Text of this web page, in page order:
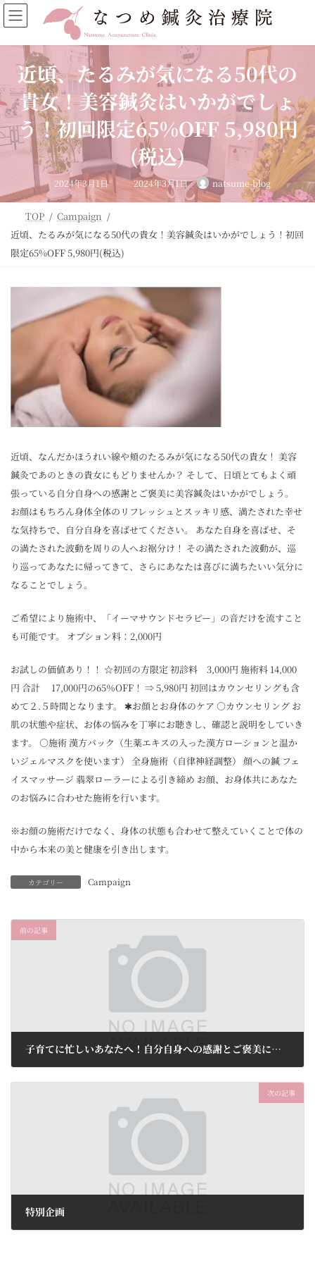
コ
ン
ン
ス
キ
ッ
プ
ナ
ビ
ー
ン
に
移
動
近頃、たるみが気になる50代の
貴女！美容鍼灸はいかがでしょ
う！初回限定65%OFF 5,980円
(税込)
2024年3月1日 最
終
更
新
:
2024年3月1日 natsume-blog
TOP
Campaign
近頃、たるみが気になる50代の貴女！美容鍼灸はいかがでしょう！初回
限定65%OFF 5,980円(税込)
近頃、なんだかほうれい線や頬のたるみが気になる50代の貴女！ 美容
鍼灸であのときの貴女にもどりませんか？ そして、日頃とてもよく頑
張っている自分自身への感謝とご褒美に美容鍼灸はいかがでしょう。
お顔はもちろん身体全体のリフレッシュとスッキリ感、満たされた幸せ
な気持ちで、自分自身を喜ばせてください。 あなた自身を喜ばせ、そ
の満たされた波動を周りの人へお裾分け！ その満たされた波動が、巡
り巡ってあなたに帰ってきて、さらにあなたは喜びに満ちたいい気分に
なることでしょう。
ご希望により施術中、「イーマサウンドセラピー」の音だけを流すこと
も可能です。 オプション料：2,000円
お試しの価値あり！！ ☆初回の方限定 初診料 3,000円 施術料 14,000
円 合計 17,000円の65％OFF！ ⇒ 5,980円 初回はカウンセリングも含
めて２.５時間となります。 ✱お顔とお身体のケア ○カウンセリング お
肌の状態や症状、お体の悩みを丁寧にお聴きし、確認と説明をしていき
ます。 ○施術 漢方パック（生薬エキスの入った漢方ローションと温か
いジェルマスクを使います） 全身施術（自律神経調整） 顔への鍼 フェ
イスマッサージ 翡翠ローラーによる引き締め お顔、お身体共にあなた
のお悩みに合わせた施術を行います。
※お顔の施術だけでなく、身体の状態も合わせて整えていくことで体の
中から本来の美と健康を引き出します。
カテゴリー Campaign
前の記事
子育てに忙しいあなたへ！自分自身への感謝とご褒美に、美容鍼灸はいかがでしょうか！美容鍼トライアル5,980円(税込)
次の記事
特別企画